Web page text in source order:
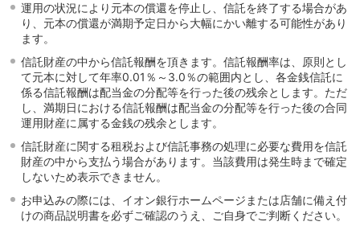
運用の状況により元本の償還を停止し、信託を終了する場合があ
り、元本の償還が満期予定日から大幅にかい離する可能性があり
ます。
信託財産の中から信託報酬を頂きます。信託報酬率は、原則とし
て元本に対して年率0.01％～3.0％の範囲内とし、各金銭信託に
係る信託報酬は配当金の分配等を行った後の残余とします。ただ
し、満期日における信託報酬は配当金の分配等を行った後の合同
運用財産に属する金銭の残余とします。
信託財産に関する租税および信託事務の処理に必要な費用を信託
財産の中から支払う場合があります。当該費用は発生時まで確定
しないため表示できません。
お申込みの際には、イオン銀行ホームページまたは店舗に備え付
けの商品説明書を必ずご確認のうえ、ご自身でご判断ください。